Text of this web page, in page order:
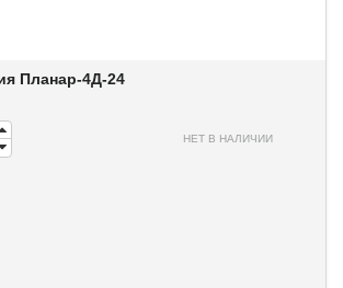
Планар-4Д-24
НЕТ В НАЛИЧИИ